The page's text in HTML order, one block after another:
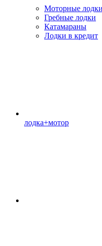
Моторные лодки
Гребные лодки
Катамараны
Лодки в кредит
лодка+мотор